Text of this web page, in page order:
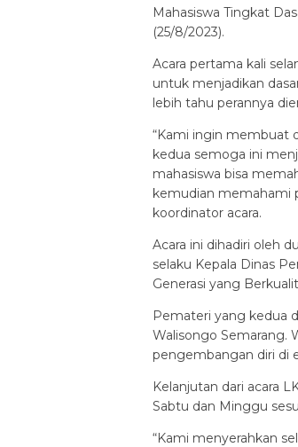
Mahasiswa Tingkat
(25/8/2023).
Acara pertama kali
untuk menjadikan
lebih tahu perannya
“Kami ingin membuat
kedua semoga ini
mahasiswa bisa
kemudian memahami
koordinator acara.
Acara ini dihadiri oleh
selaku Kepala Dinas
Generasi yang
Pemateri yang kedua
Walisongo Semarang.
pengembangan diri di
Kelanjutan dari acara
Sabtu dan Minggu
“Kami menyerahkan